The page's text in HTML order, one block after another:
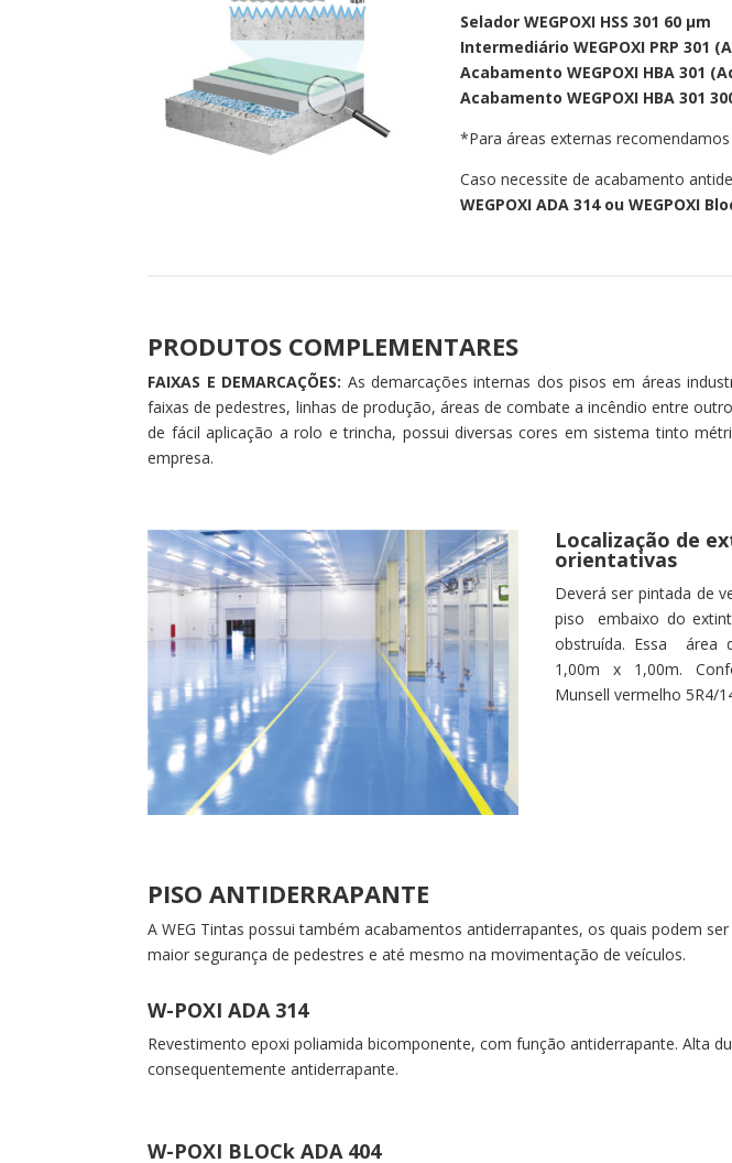
Selador WEGPOXI HSS 301 60 µm
Intermediário WEGPOXI PRP 301
Acabamento WEGPOXI HBA 301
Acabamento WEGPOXI HBA 301
*Para áreas externas
Caso necessite de acabamento
WEGPOXIADA 314 ou WEGPOXI
PRODUTOS COMPLEMENTARES
FAIXAS E DEMARCAÇÕES: As demarcações internas dos pisos em áreas
faixas de pedestres, linhas de produção, áreas de combate a incêndio entre
de fácil aplicação a rolo e trincha, possui diversas cores em sistema tinto
empresa.
Localização de
orientativas
Deverá ser pintada de
piso embaixo do
obstruída. Essa área
1,00m x 1,00m.
Munsell vermelho 5R4/
PISO ANTIDERRAPANTE
A WEG Tintas possui também acabamentos antiderrapantes, os quais podem
maior segurança de pedestres e até mesmo na movimentação de veículos.
W-POXI ADA 314
Revestimento epoxi poliamida bicomponente, com função antiderrapante. Alta
consequentemente antiderrapante.
W-POXI BLOCk ADA 404